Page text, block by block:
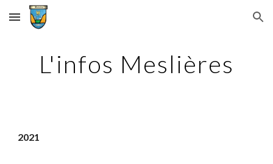
Skip to main content Skip to navigation
L'infos Meslières
2021